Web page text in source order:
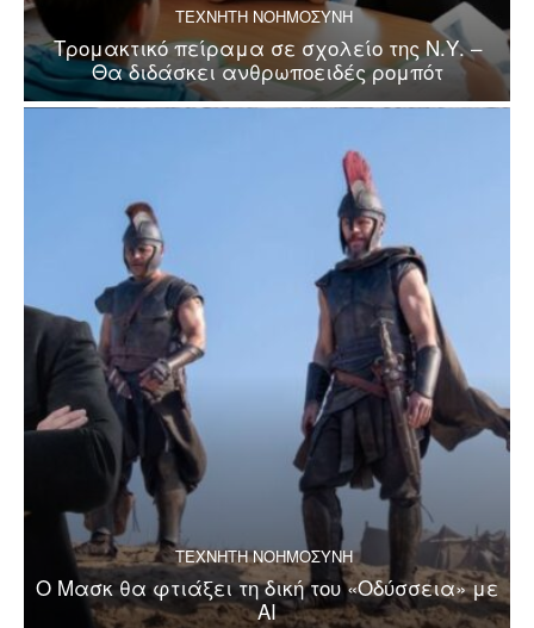
ΤΕΧΝΗΤΗ ΝΟΗΜΟΣΥΝΗ
Τρομακτικό πείραμα σε σχολείο της Ν.Υ. –
Θα διδάσκει ανθρωποειδές ρομπότ
ΤΕΧΝΗΤΗ ΝΟΗΜΟΣΥΝΗ
Ο Μασκ θα φτιάξει τη δική του «Οδύσσεια» με
AI